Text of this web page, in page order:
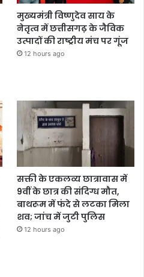
मुख्यमंत्री विष्णुदेव साय के
नेतृत्व में छत्तीसगढ़ के जैविक
उत्पादों की राष्ट्रीय मंच पर गूंज
12 hours ago
सक्ती के एकलव्य छात्रावास में
9वीं के छात्र की संदिग्ध मौत,
बाथरूम में फंदे से लटका मिला
शव; जांच में जुटी पुलिस
12 hours ago